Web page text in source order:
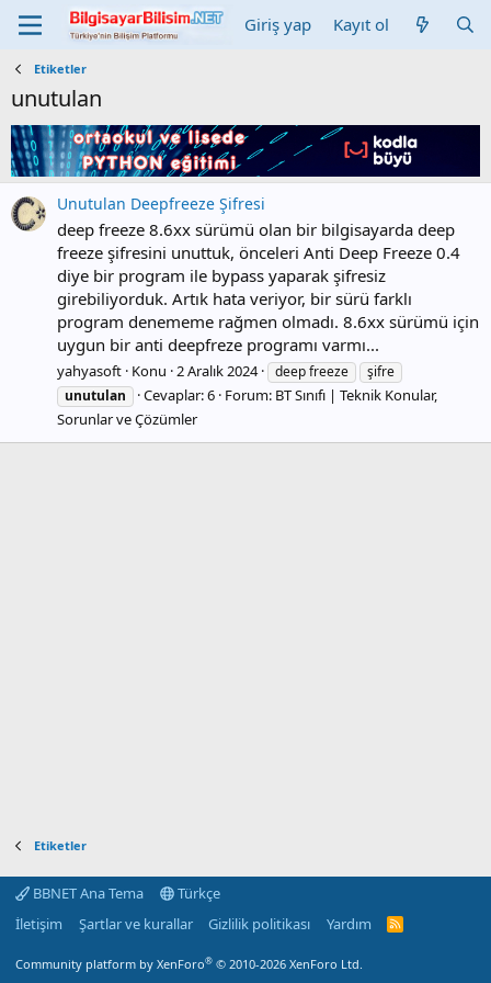
Giriş yap Kayıt ol
Etiketler
unutulan
Unutulan Deepfreeze Şifresi
deep freeze 8.6xx sürümü olan bir bilgisayarda deep
freeze şifresini unuttuk, önceleri Anti Deep Freeze 0.4
diye bir program ile bypass yaparak şifresiz
girebiliyorduk. Artık hata veriyor, bir sürü farklı
program denememe rağmen olmadı. 8.6xx sürümü için
uygun bir anti deepfreze programı varmı...
yahyasoft Konu 2 Aralık 2024 deep freeze
şifre
unutulan
Cevaplar: 6 Forum: BT Sınıfı | Teknik Konular,
Sorunlar ve Çözümler
Etiketler
BBNET Ana Tema
Türkçe
İletişim
Şartlar ve kurallar Gizlilik politikası Yardım
R
Community platform by XenForo® © 2010-2026 XenForo Ltd.